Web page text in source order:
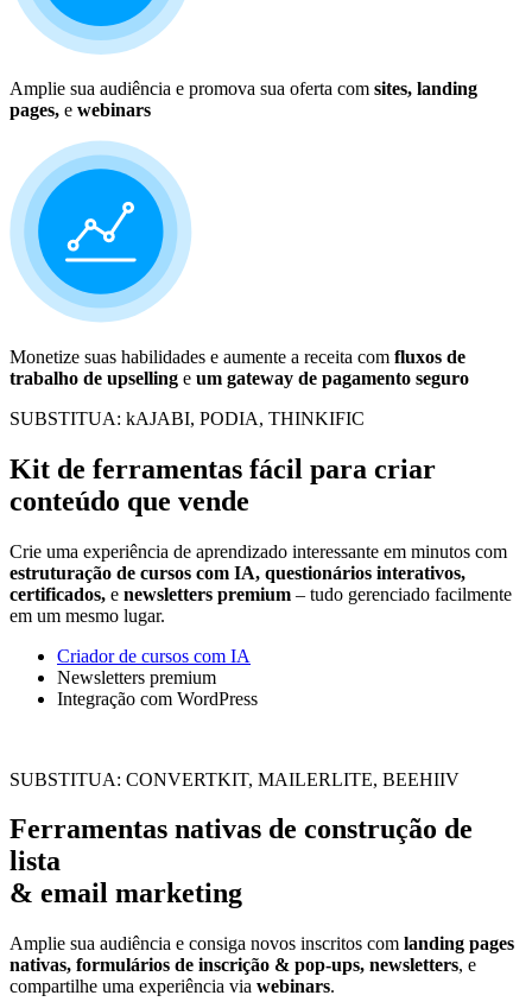
Amplie sua audiência e promova sua oferta com sites, landing
pages, e webinars
Monetize suas habilidades e aumente a receita com fluxos de
trabalho de upselling e um gateway de pagamento seguro
SUBSTITUA: kAJABI, PODIA, THINKIFIC
Kit de ferramentas fácil para criar
conteúdo que vende
Crie uma experiência de aprendizado interessante em minutos com
estruturação de cursos com IA, questionários interativos,
certificados, e newsletters premium – tudo gerenciado facilmente
em um mesmo lugar.
Criador de cursos com IA
Newsletters premium
Integração com WordPress
SUBSTITUA: CONVERTKIT, MAILERLITE, BEEHIIV
Ferramentas nativas de construção de
lista
& email marketing
Amplie sua audiência e consiga novos inscritos com landing pages
nativas, formulários de inscrição & pop-ups, newsletters, e
compartilhe uma experiência via webinars.